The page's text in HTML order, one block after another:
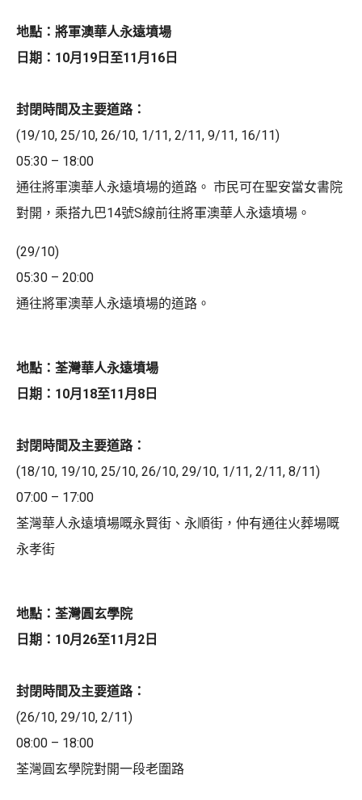
地點：將軍澳華人永遠墳場
日期：10月19日至11月16日
封閉時間及主要道路：
(19/10, 25/10, 26/10, 1/11, 2/11, 9/11, 16/11)
05:30 – 18:00
通往將軍澳華人永遠墳場的道路。 市民可在聖安當女書院
對開，乘搭九巴14號S線前往將軍澳華人永遠墳場。
(29/10)
05:30 – 20:00
通往將軍澳華人永遠墳場的道路。
地點：荃灣華人永遠墳場
日期：10月18至11月8日
封閉時間及主要道路：
(18/10, 19/10, 25/10, 26/10, 29/10, 1/11, 2/11, 8/11)
07:00 – 17:00
荃灣華人永遠墳場嘅永賢街、永順街，仲有通往火葬場嘅
永孝街
地點：荃灣圓玄學院
日期：10月26至11月2日
封閉時間及主要道路：
(26/10, 29/10, 2/11)
08:00 – 18:00
荃灣圓玄學院對開一段老圍路